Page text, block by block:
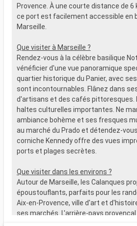
Provence. À une courte distance de
ce port est facilement accessible en
Marseille.
Que visiter à Marseille ?
Rendez-vous à la célèbre basilique
vénéficier d'une vue panoramique
quartier historique du Panier, avec
sont incontournables. Flânez dans
d'artisans et des cafés pittoresques.
haltes culturelles importantes. Ne
ambiance bohème et ses fresques
au marché du Prado et détendez-
corniche Kennedy offre des vues
ports et plages secrètes.
Que visiter dans les environs ?
Autour de Marseille, les Calanques
époustouflants, parfaits pour les
Aix-en-Provence, ville d'art et
ses marchés. L'arrière-pays